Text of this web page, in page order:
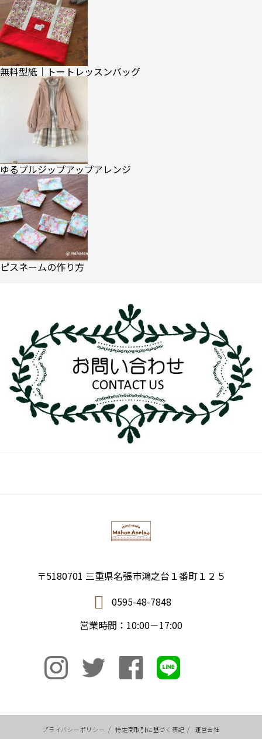
無料型紙｜トートレッスンバッグ
ゆるプルジップアップアレンジ
ピスネームの作り方
〒5180701 三重県名張市鴻之台１番町１２５
0595-48-7848
営業時間：10:00－17:00
プライバシーポリシー / 特定商取引に基づく表記 / 運営会社